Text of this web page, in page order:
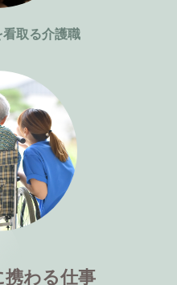
取る介護職
わる仕事